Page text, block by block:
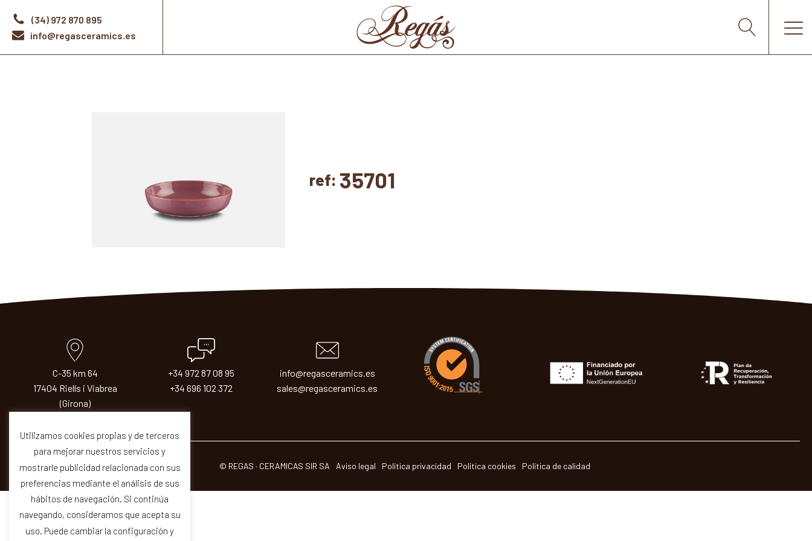
(34) 972 870 895
info@regasceramics.es
ref: 35701
C-35 km 64
17404 Riells i Viabrea
(Girona)
+34 972 87 08 95
+34 696 102 372
info@regasceramics.es
sales@regasceramics.es
© REGAS · CERAMICAS SIR SA Aviso legal Política privacidad Política cookies Política de calidad
Utilizamos cookies propias y de terceros
para mejorar nuestros servicios y
mostrarle publicidad relacionada con sus
preferencias mediante el análisis de sus
hábitos de navegación. Si continúa
navegando, consideramos que acepta su
uso. Puede cambiar la configuración y